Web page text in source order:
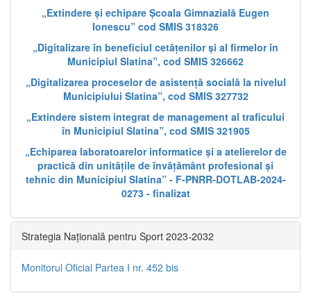
„Extindere și echipare Școala Gimnazială Eugen
Ionescu” cod SMIS 318326
„Digitalizare în beneficiul cetățenilor și al firmelor în
Municipiul Slatina”, cod SMIS 326662
„Digitalizarea proceselor de asistență socială la nivelul
Municipiului Slatina”, cod SMIS 327732
„Extindere sistem integrat de management al traficului
în Municipiul Slatina”, cod SMIS 321905
„Echiparea laboratoarelor informatice și a atelierelor de
practică din unitățile de învățământ profesional și
tehnic din Municipiul Slatina” - F-PNRR-DOTLAB-2024-
0273 - finalizat
Strategia Națională pentru Sport 2023-2032
Monitorul Oficial Partea I nr. 452 bis